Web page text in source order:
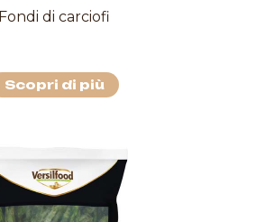
Fondi di carciofi
Scopri di più